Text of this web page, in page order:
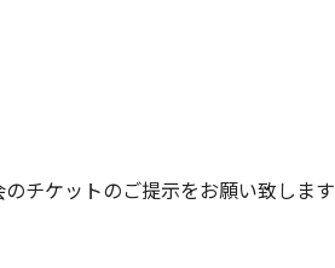
チケットのご提示をお願い致します